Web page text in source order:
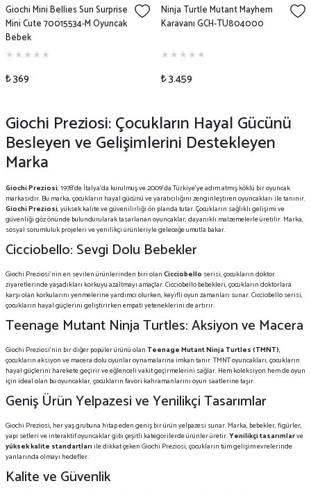
Giochi Mini Bellies Sun Surprise
Mini Cute 70015534-M Oyuncak
Bebek
₺ 369
Ninja Turtle Mutant Mayhem
Karavanı GCH-TU804000
₺ 3.459
Giochi Preziosi: Çocukların Hayal Gücünü
Besleyen ve Gelişimlerini Destekleyen
Marka
Giochi Preziosi, 1978'de İtalya'da kurulmuş ve 2009'da Türkiye'ye adım atmış köklü bir oyuncak
markasıdır. Bu marka, çocukların hayal gücünü ve yaratıcılığını zenginleştiren oyuncakları ile tanınır.
Giochi Preziosi, yüksek kalite ve güvenilirliği ön planda tutar. Çocukların sağlıklı gelişimi ve
güvenliği göz önünde bulundurularak tasarlanan oyuncaklar, dayanıklı malzemelerle üretilir. Marka,
sosyal sorumluluk projeleri ve yenilikçi ürünleriyle geleceğe umutla bakar.
Cicciobello: Sevgi Dolu Bebekler
Giochi Preziosi'nin en sevilen ürünlerinden biri olanCicciobello serisi, çocukların doktor
ziyaretlerinde yaşadıkları korkuyu azaltmayı amaçlar. Cicciobello bebekleri, çocukların doktorlara
karşı olan korkularını yenmelerine yardımcı olurken, keyifli oyun zamanları sunar. Cicciobello serisi,
çocukların hayal güçlerini geliştirirken empati yeteneklerini de artırır.
Teenage Mutant Ninja Turtles: Aksiyon ve Macera
Giochi Preziosi'nin bir diğer popüler ürünü olanTeenage Mutant Ninja Turtles (TMNT),
çocukların aksiyon ve macera dolu oyunlar oynamalarına imkan tanır. TMNT oyuncakları, çocukların
hayal güçlerini harekete geçirir ve eğlenceli vakit geçirmelerini sağlar. Hem koleksiyon hem de oyun
için ideal olan bu oyuncaklar, çocukların favori kahramanlarını oyun saatlerine taşır.
Geniş Ürün Yelpazesi ve Yenilikçi Tasarımlar
Giochi Preziosi, her yaş grubuna hitap eden geniş bir ürün yelpazesi sunar. Marka, bebekler, figürler,
yapı setleri ve interaktif oyuncaklar gibi çeşitli kategorilerde ürünler üretir.Yenilikçi tasarımlarve
yüksek kalite standartlarıile dikkat çeken Giochi Preziosi, çocukların tüm gelişim evrelerinde
yanlarında olmayı hedefler.
Kalite ve Güvenlik